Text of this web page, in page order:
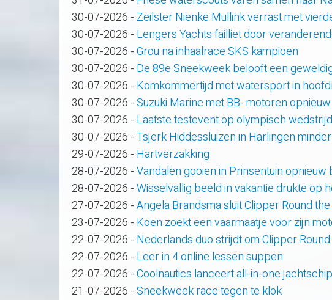
30-07-2026 - Zeilster Nienke Mullink verrast met
30-07-2026 - Lengers Yachts failliet door
30-07-2026 -Grou na inhaalrace SKS kampioen
30-07-2026 - De 89e Sneekweek belooft een
30-07-2026 - Komkommertijd met watersport in
30-07-2026 -Suzuki Marine met BB- motoren
30-07-2026 - Laatste testevent op olympisch
30-07-2026 -Tsjerk Hiddessluizen in Harlingen
29-07-2026 - Hartverzakking
28-07-2026 -Vandalen gooien in Prinsentuin opnieuw
28-07-2026 -Wisselvallig beeld in vakantie drukte op
27-07-2026 -Angela Brandsma sluit Clipper Round
23-07-2026 - Koen zoekt een vaarmaatje voor zijn
22-07-2026 - Nederlands duo strijdt om Clipper
22-07-2026 - Leer in 4 online lessen suppen
22-07-2026 -Coolnautics lanceert all-in-one
21-07-2026 -Sneekweek race tegen te klok